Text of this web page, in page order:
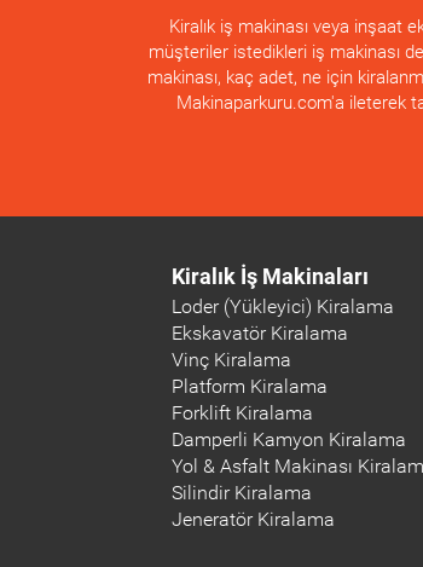
Kiralık iş makinası veya inşaat
müşteriler istedikleri iş makinası
makinası, kaç adet, ne için
Makinaparkuru.com'a ileterek
Kiralık İş Makinaları
Loder (Yükleyici) Kiralama
Ekskavatör Kiralama
Vinç Kiralama
Platform Kiralama
Forklift Kiralama
Damperli Kamyon Kiralama
Yol & Asfalt Makinası
Silindir Kiralama
Jeneratör Kiralama